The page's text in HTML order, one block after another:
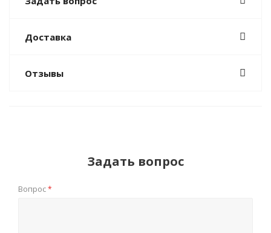
Доставка
Отзывы
Задать вопрос
Вопрос*